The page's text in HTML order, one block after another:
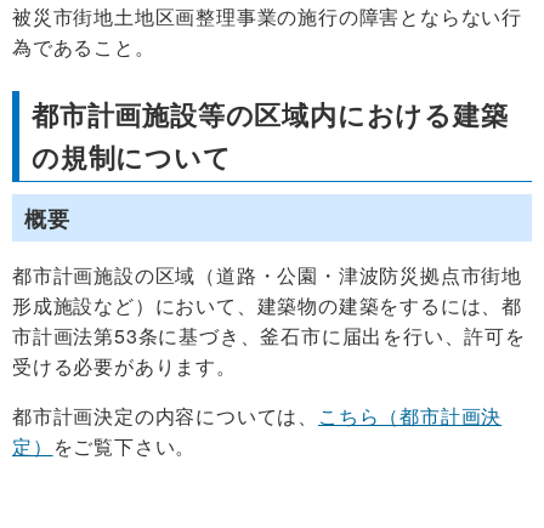
被災市街地土地区画整理事業の施行の障害とならない行
為であること。
都市計画施設等の区域内における建築
の規制について
概要
都市計画施設の区域（道路・公園・津波防災拠点市街地
形成施設など）において、建築物の建築をするには、都
市計画法第53条に基づき、釜石市に届出を行い、許可を
受ける必要があります。
都市計画決定の内容については、 こちら（都市計画決
定） をご覧下さい。